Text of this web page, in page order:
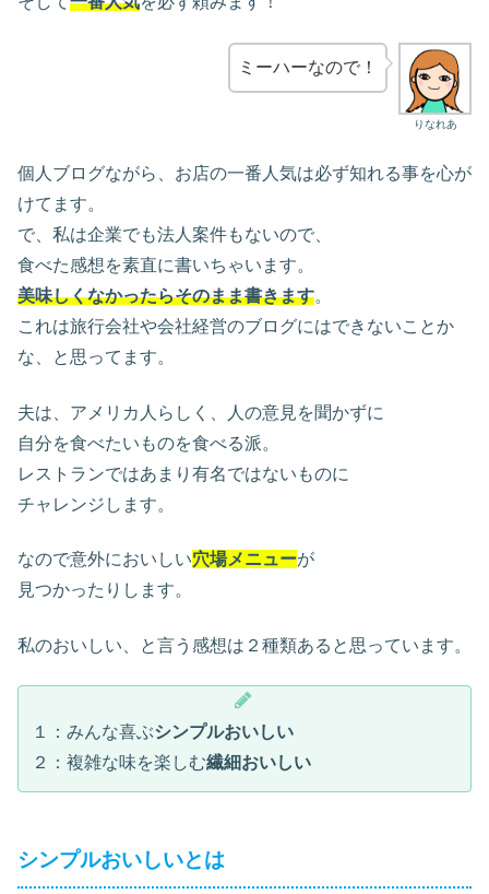
りなれあ
ミーハーなので！
個人ブログながら、お店の一番人気は必ず知れる事を心が
けてます。
で、私は企業でも法人案件もないので、
食べた感想を素直に書いちゃいます。
美味しくなかったらそのまま書きます。
これは旅行会社や会社経営のブログにはできないことか
な、と思ってます。
夫は、アメリカ人らしく、人の意見を聞かずに
自分を食べたいものを食べる派。
レストランではあまり有名ではないものに
チャレンジします。
なので意外においしい穴場メニューが
見つかったりします。
私のおいしい、と言う感想は２種類あると思っています。
１：みんな喜ぶシンプルおいしい
２：複雑な味を楽しむ繊細おいしい
シンプルおいしいとは